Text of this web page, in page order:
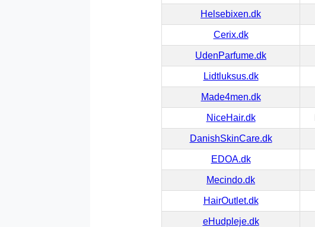
Helsebixen.dk
Cerix.dk
UdenParfume.dk
Lidtluksus.dk
Made4men.dk
NiceHair.dk
DanishSkinCare.dk
EDOA.dk
Mecindo.dk
HairOutlet.dk
eHudpleje.dk